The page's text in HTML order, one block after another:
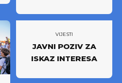
novi iskorak među
najboljima
VIJESTI
JAVNI POZIV ZA
ISKAZ INTERESA